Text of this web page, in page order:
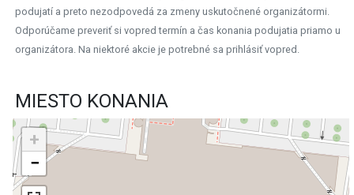
podujatí a preto nezodpovedá za zmeny uskutočnené organizátormi.
Odporúčame preveriť si vopred termín a čas konania podujatia priamo u
organizátora. Na niektoré akcie je potrebné sa prihlásiť vopred.
MIESTO KONANIA
+
−